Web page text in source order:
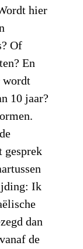
hier
Of
En
wordt
10 jaar?
gesprek
Ik
dan
de